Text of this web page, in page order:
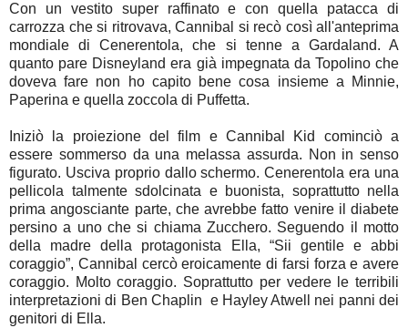
Con un vestito super raffinato e con quella patacca di
carrozza che si ritrovava, Cannibal si recò così all'anteprima
mondiale di Cenerentola, che si tenne a Gardaland. A
quanto pare Disneyland era già impegnata da Topolino che
doveva fare non ho capito bene cosa insieme a Minnie,
Paperina e quella zoccola di Puffetta.
Iniziò la proiezione del film e Cannibal Kid cominciò a
essere sommerso da una melassa assurda. Non in senso
figurato. Usciva proprio dallo schermo. Cenerentola era una
pellicola talmente sdolcinata e buonista, soprattutto nella
prima angosciante parte, che avrebbe fatto venire il diabete
persino a uno che si chiama Zucchero. Seguendo il motto
della madre della protagonista Ella, “Sii gentile e abbi
coraggio”, Cannibal cercò eroicamente di farsi forza e avere
coraggio. Molto coraggio. Soprattutto per vedere le terribili
interpretazioni di Ben Chaplin e Hayley Atwell nei panni dei
genitori di Ella.